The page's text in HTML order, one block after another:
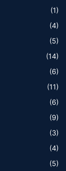
(1)
(4)
(5)
(14)
(6)
(11)
(6)
(9)
(3)
(4)
(5)